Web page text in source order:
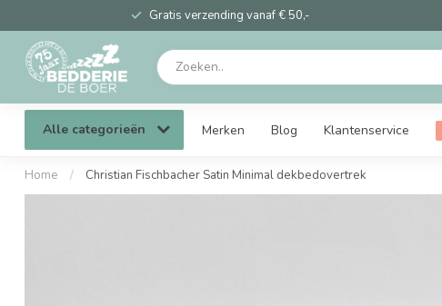
Gratis verzending vanaf € 50,-
Alle categorieën Merken Blog Klantenservice
Home / Christian Fischbacher Satin Minimal dekbedovertrek